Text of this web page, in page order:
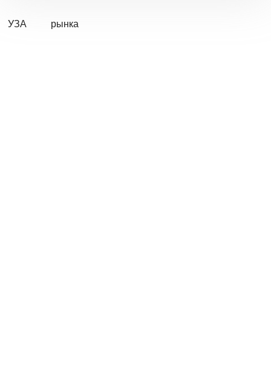
УЗА рынка